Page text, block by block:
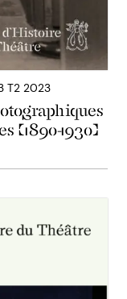
T2 2023
(1890-1930)